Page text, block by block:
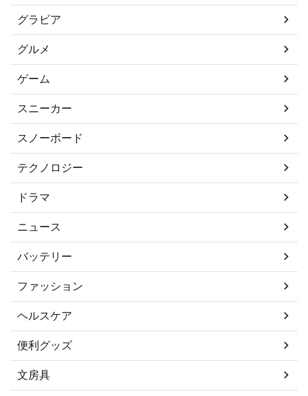
グラビア
グルメ
ゲーム
スニーカー
スノーボード
テクノロジー
ドラマ
ニュース
バッテリー
ファッション
ヘルスケア
便利グッズ
文房具